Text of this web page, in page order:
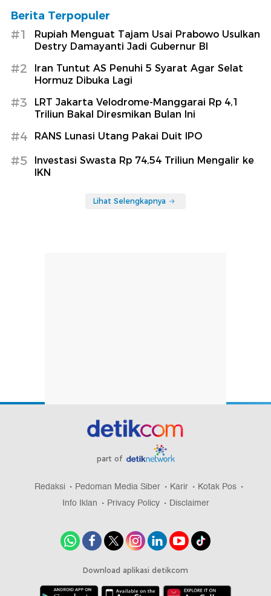
Berita Terpopuler
#1
Rupiah Menguat Tajam Usai Prabowo Usulkan
Destry Damayanti Jadi Gubernur BI
#2
Iran Tuntut AS Penuhi 5 Syarat Agar Selat
Hormuz Dibuka Lagi
#3
LRT Jakarta Velodrome-Manggarai Rp 4,1
Triliun Bakal Diresmikan Bulan Ini
#4 RANS Lunasi Utang Pakai Duit IPO
#5
Investasi Swasta Rp 74,54 Triliun Mengalir ke
IKN
Lihat Selengkapnya
part of
Redaksi Pedoman Media Siber Karir
Kotak Pos
Info Iklan
Privacy Policy Disclaimer
Download aplikasi detikcom